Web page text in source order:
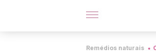
Remédios naturais